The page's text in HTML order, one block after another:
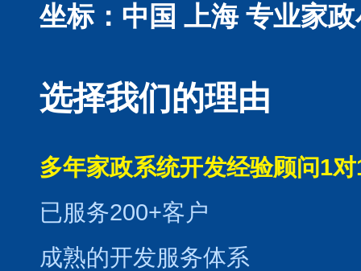
坐标：中国 上海 专业家
选择我们的理由
多年家政系统开发经验顾问1
已服务200+客户
成熟的开发服务体系